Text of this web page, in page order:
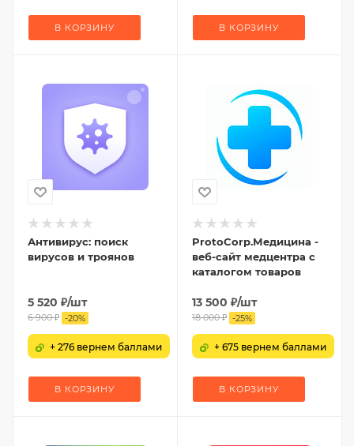
В КОРЗИНУ В КОРЗИНУ
Антивирус: поиск
вирусов и троянов
5 520 ₽/шт
6 900₽ -20%
+ 276 вернем баллами
В КОРЗИНУ
ProtoCorp.Медицина -
веб-сайт медцентра с
каталогом товаров
13 500 ₽/шт
18 000₽ -25%
+ 675 вернем баллами
В КОРЗИНУ